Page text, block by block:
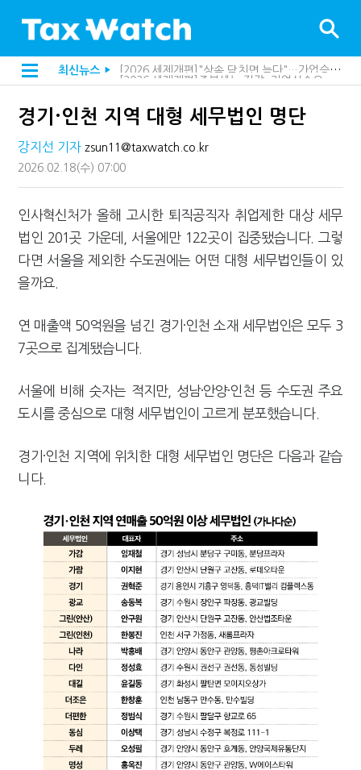
최신뉴스 ▶
[2026 세제개편]종부세는 집값, 가업상속은 기술…납세자가 꼭 볼 5가지
해외 안 갔는데 긁힌 신용카드…관세청이 몇분 만에 찾아낸 비결은?
내 지분만 봤다간 낭패…주식 양도세 추징 부른 '3가지 실수'
세무법인 HKL, 조사·재산세 전문가 임종수 세무사 영입
김밥엔 어떤 술 어울릴까?…국세청이 K-푸드 꺼낸 까닭
"세무플랫폼 문제 해결될 것"…세무사회 진단, 왜
반도체·AI로봇 국내 생산땐 세금 깎아준다
경기·인천 지역 대형 세무법인 명단
강지선 기자 zsun11@taxwatch.co.kr
2026.02.18(수) 07:00
인사혁신처가 올해 고시한 퇴직공직자 취업제한 대상 세무
법인 201곳 가운데, 서울에만 122곳이 집중됐습니다. 그렇
다면 서울을 제외한 수도권에는 어떤 대형 세무법인들이 있
을까요.
연 매출액 50억원을 넘긴 경기·인천 소재 세무법인은 모두 3
7곳으로 집계됐습니다.
서울에 비해 숫자는 적지만, 성남·안양·인천 등 수도권 주요
도시를 중심으로 대형 세무법인이 고르게 분포했습니다.
경기·인천 지역에 위치한 대형 세무법인 명단은 다음과 같습
니다.